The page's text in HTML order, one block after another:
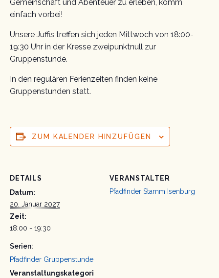
Gemeinschaft und Abenteuer zu erleben, komm
einfach vorbei!
Unsere Juffis treffen sich jeden Mittwoch von 18:00-
19:30 Uhr in der Kresse zweipunktnull zur
Gruppenstunde.
In den regulären Ferienzeiten finden keine
Gruppenstunden statt.
ZUM KALENDER HINZUFÜGEN
DETAILS
Datum:
20. Januar 2027
Zeit:
18:00 - 19:30
Serien:
Pfadfinder Gruppenstunde
Veranstaltungskategori
VERANSTALTER
Pfadfinder Stamm Isenburg